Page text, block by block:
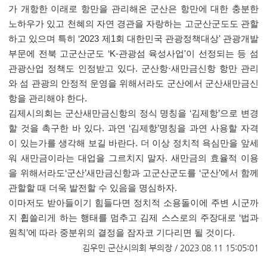
가 개항한 이래로 항만을 관리해온 군산은 항만에 대한 충분한
노하우가 있고 천혜의 자연 경관을 자랑하는 고군산군도도 관할
하고 있으며 특히 ‘2023 제1회 대한민국 관광정책대상' 관광개발
부문에 전북 고군산군도 ‘K-관광섬 육성사업'이 선정되는 등 섬
관광산업 정책도 인정받고 있다. 군산항·새만금신항 항만 관리
와 섬 관광의 안정적 운영을 위해서라도 군산에서 군산새만금신
항을 관리해야 한다.
김제시의회는 군산새만금신항의 정식 명칭을 ‘김제항’으로 변경
할 것을 촉구한 바 있다. 과연 ‘김제항’명칭을 과연 사용할 자격
이 있는가를 생각해 보길 바란다. 더 이상 정치적 욕심만을 앞세
워 새만금이라는 대업을 그르치지 말자. 새만금의 효율적 이용
을 위해서라도‘군산’새만금신항과 고군산군도를 ‘군산’에서 함께
관할할 때 더욱 발전할 수 있음을 명심하자.
이마저도 받아들이기 힘들다면 정치적 소용돌이에 주변 시군까
지 휩쓸리게 하는 행태를 멈추고 김제 스스로의 주장대로 ‘법과
원칙’에 따라 중분위의 결정을 잠자코 기다리면 될 것이다.
김우민 군산시의회 부의장 / 2023.08.11 15:05:01